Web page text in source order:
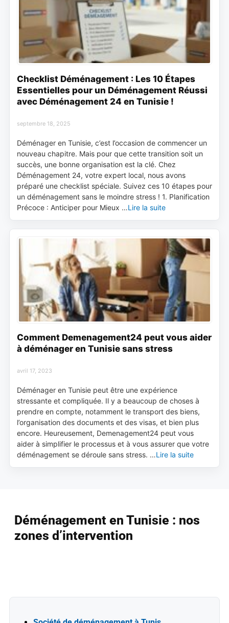
Checklist Déménagement : Les 10 Étapes
Essentielles pour un Déménagement Réussi
avec Déménagement 24 en Tunisie !
septembre 18, 2025
Déménager en Tunisie, c’est l’occasion de commencer un
nouveau chapitre. Mais pour que cette transition soit un
succès, une bonne organisation est la clé. Chez
Déménagement 24, votre expert local, nous avons
préparé une checklist spéciale. Suivez ces 10 étapes pour
un déménagement sans le moindre stress ! 1. Planification
Précoce : Anticiper pour Mieux …Lire la suite
Comment Demenagement24 peut vous aider
à déménager en Tunisie sans stress
avril 17, 2023
Déménager en Tunisie peut être une expérience
stressante et compliquée. Il y a beaucoup de choses à
prendre en compte, notamment le transport des biens,
l’organisation des documents et des visas, et bien plus
encore. Heureusement, Demenagement24 peut vous
aider à simplifier le processus et à vous assurer que votre
déménagement se déroule sans stress. …Lire la suite
Déménagement en Tunisie : nos
zones d’intervention